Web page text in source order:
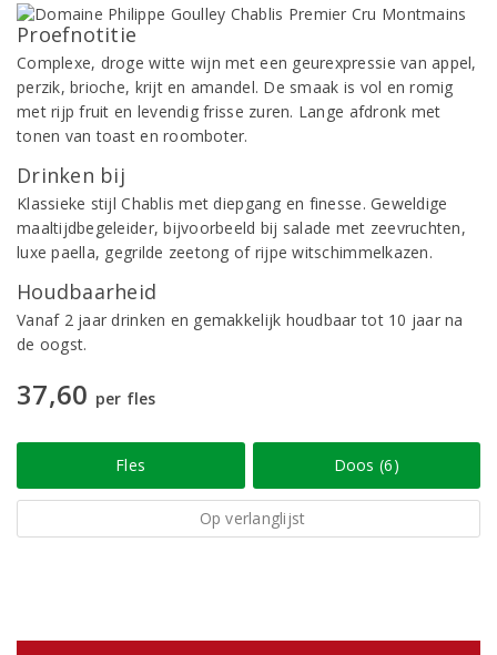
Proefnotitie
Complexe, droge witte wijn met een geurexpressie van appel,
perzik, brioche, krijt en amandel. De smaak is vol en romig
met rijp fruit en levendig frisse zuren. Lange afdronk met
tonen van toast en roomboter.
Drinken bij
Klassieke stijl Chablis met diepgang en finesse. Geweldige
maaltijdbegeleider, bijvoorbeeld bij salade met zeevruchten,
luxe paella, gegrilde zeetong of rijpe witschimmelkazen.
Houdbaarheid
Vanaf 2 jaar drinken en gemakkelijk houdbaar tot 10 jaar na
de oogst.
37,60 per fles
Fles Doos (6)
Op verlanglijst